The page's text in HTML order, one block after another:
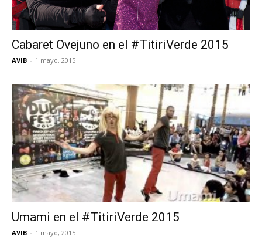
Cabaret Ovejuno en el #TitiriVerde 2015
AVIB - 1 mayo, 2015
Umami en el #TitiriVerde 2015
AVIB - 1 mayo, 2015